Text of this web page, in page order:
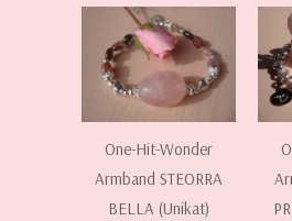
One-Hit-Wonder
Armband STEORRA
BELLA (Unikat)